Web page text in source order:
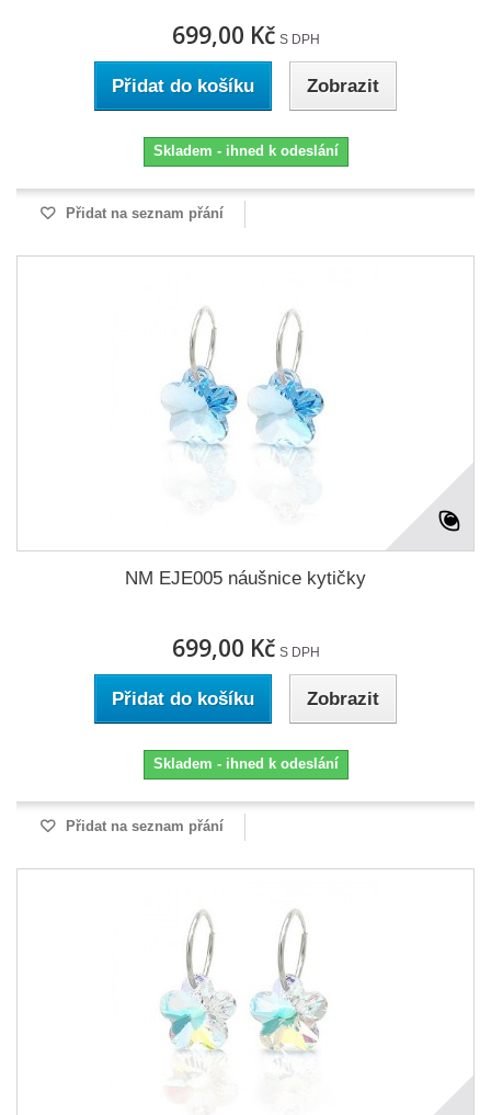
699,00 Kč S DPH
Přidat do košíku Zobrazit
Skladem - ihned k odeslání
Přidat na seznam přání
NM EJE005 náušnice kytičky
699,00 Kč S DPH
Přidat do košíku Zobrazit
Skladem - ihned k odeslání
Přidat na seznam přání